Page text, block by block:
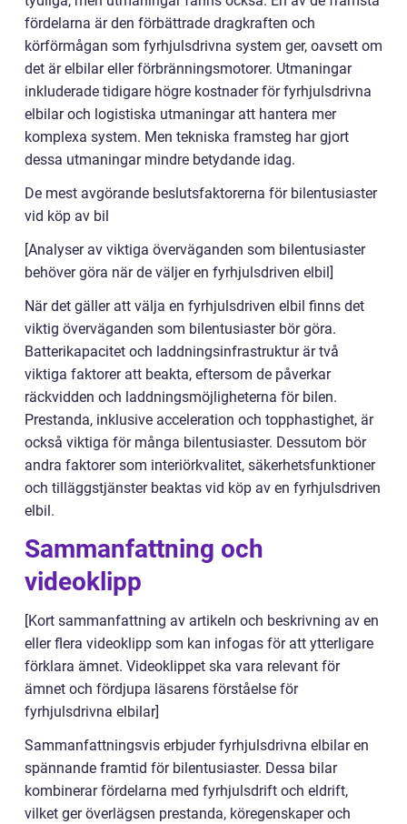
fördelarna är den förbättrade dragkraften och
körförmågan som fyrhjulsdrivna system ger, oavsett om
det är elbilar eller förbränningsmotorer. Utmaningar
inkluderade tidigare högre kostnader för fyrhjulsdrivna
elbilar och logistiska utmaningar att hantera mer
komplexa system. Men tekniska framsteg har gjort
dessa utmaningar mindre betydande idag.
De mest avgörande beslutsfaktorerna för bilentusiaster
vid köp av bil
[Analyser av viktiga överväganden som bilentusiaster
behöver göra när de väljer en fyrhjulsdriven elbil]
När det gäller att välja en fyrhjulsdriven elbil finns det
viktig överväganden som bilentusiaster bör göra.
Batterikapacitet och laddningsinfrastruktur är två
viktiga faktorer att beakta, eftersom de påverkar
räckvidden och laddningsmöjligheterna för bilen.
Prestanda, inklusive acceleration och topphastighet, är
också viktiga för många bilentusiaster. Dessutom bör
andra faktorer som interiörkvalitet, säkerhetsfunktioner
och tilläggstjänster beaktas vid köp av en fyrhjulsdriven
elbil.
Sammanfattning och
videoklipp
[Kort sammanfattning av artikeln och beskrivning av en
eller flera videoklipp som kan infogas för att ytterligare
förklara ämnet. Videoklippet ska vara relevant för
ämnet och fördjupa läsarens förståelse för
fyrhjulsdrivna elbilar]
Sammanfattningsvis erbjuder fyrhjulsdrivna elbilar en
spännande framtid för bilentusiaster. Dessa bilar
kombinerar fördelarna med fyrhjulsdrift och eldrift,
vilket ger överlägsen prestanda, köregenskaper och